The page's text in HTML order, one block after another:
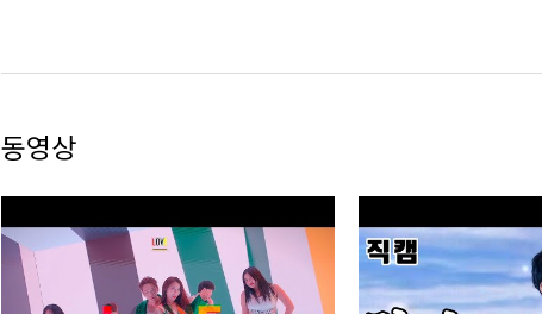
2018-2020 벤, 포맨, 바이브 Concert Performance Director
[방송]
MBC 예능 '랭킹쇼 1,2,3'
동영상